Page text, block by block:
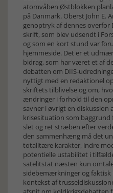
atomvåben Østblokken
på Danmark. Oberst John E.
genoptryk af dennes overfor
skrift, som blev udsendt i
og som en kort stund var
hjemmeside. Det er et
bidrag, som har været et af
debatten om DIIS-
nyttigt med en redaktionel
skriftets tilblivelse og om,
ændringer i forhold til den
savner i øvrigt en diskussion
krisesituation som
slet og ret stræben efter
den sammenhæng må det
totalitære karakter, indre
potentielle ustabilitet i
satelitstat næsten kun
sidebemærkninger og
kontekst af